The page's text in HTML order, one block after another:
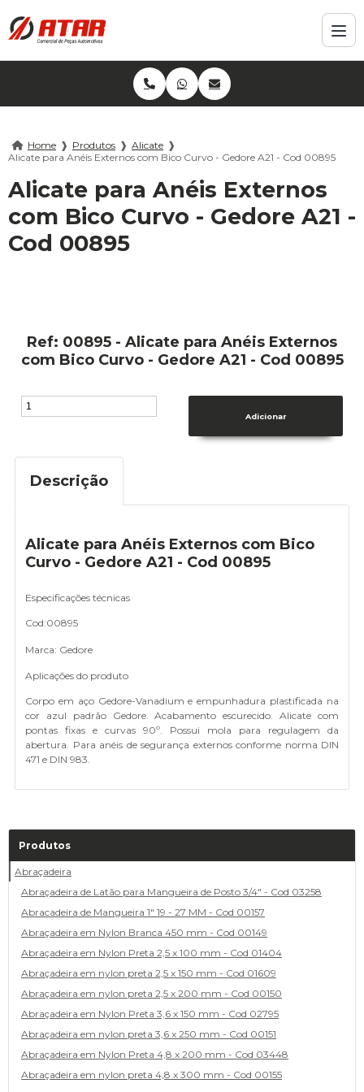
Home ❱ Produtos ❱ Alicate ❱
Alicate para Anéis Externos com Bico Curvo - Gedore A21 - Cod 00895
Alicate para Anéis Externos
com Bico Curvo - Gedore A21 -
Cod 00895
Ref: 00895 - Alicate para Anéis Externos
com Bico Curvo - Gedore A21 - Cod 00895
Descrição
Alicate para Anéis Externos com Bico
Curvo - Gedore A21 - Cod 00895
Especificações técnicas
Cod:00895
Marca: Gedore
Aplicações do produto
Corpo em aço Gedore-Vanadium e empunhadura plastificada na
cor azul padrão Gedore. Acabamento escurecido. Alicate com
pontas fixas e curvas 90º. Possui mola para regulagem da
abertura. Para anéis de segurança externos conforme norma DIN
471 e DIN 983.
Produtos
Abraçadeira
Abraçadeira de Latão para Mangueira de Posto 3/4" - Cod 03258
Abracadeira de Mangueira 1" 19 - 27 MM - Cod 00157
Abraçadeira em Nylon Branca 450 mm - Cod 00149
Abraçadeira em Nylon Preta 2,5 x 100 mm - Cod 01404
Abraçadeira em nylon preta 2,5 x 150 mm - Cod 01609
Abraçadeira em nylon preta 2,5 x 200 mm - Cod 00150
Abraçadeira em Nylon Preta 3,6 x 150 mm - Cod 02795
Abraçadeira em nylon preta 3,6 x 250 mm - Cod 00151
Abraçadeira em Nylon Preta 4,8 x 200 mm - Cod 03448
Abraçadeira em nylon preta 4,8 x 300 mm - Cod 00155